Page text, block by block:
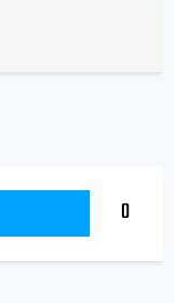
0